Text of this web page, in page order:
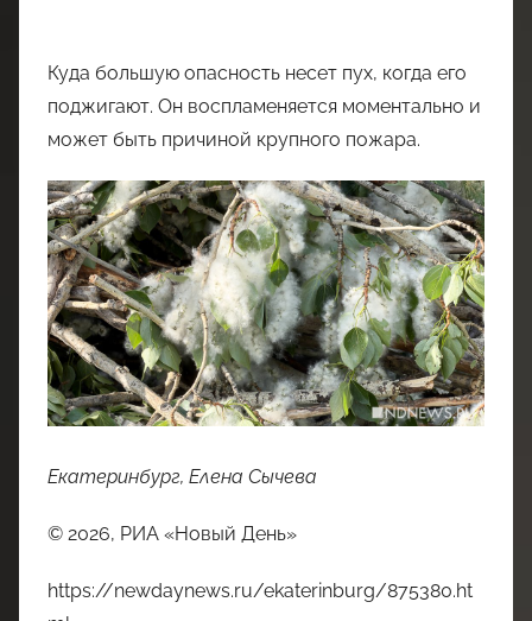
Куда большую опасность несет пух, когда его
поджигают. Он воспламеняется моментально и
может быть причиной крупного пожара.
Екатеринбург, Елена Сычева
© 2026, РИА «Новый День»
https://newdaynews.ru/ekaterinburg/875380.ht